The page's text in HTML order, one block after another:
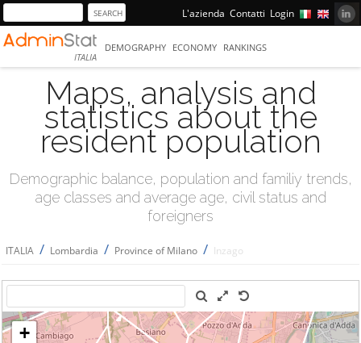
L'azienda Contatti Login
ITALIA
DEMOGRAPHY ECONOMY RANKINGS
Maps, analysis and
statistics about the
resident population
Demographic balance, population and familiy trends,
age classes and average age, civil status and
foreigners
ITALIA / Lombardia / Province of Milano / Inzago